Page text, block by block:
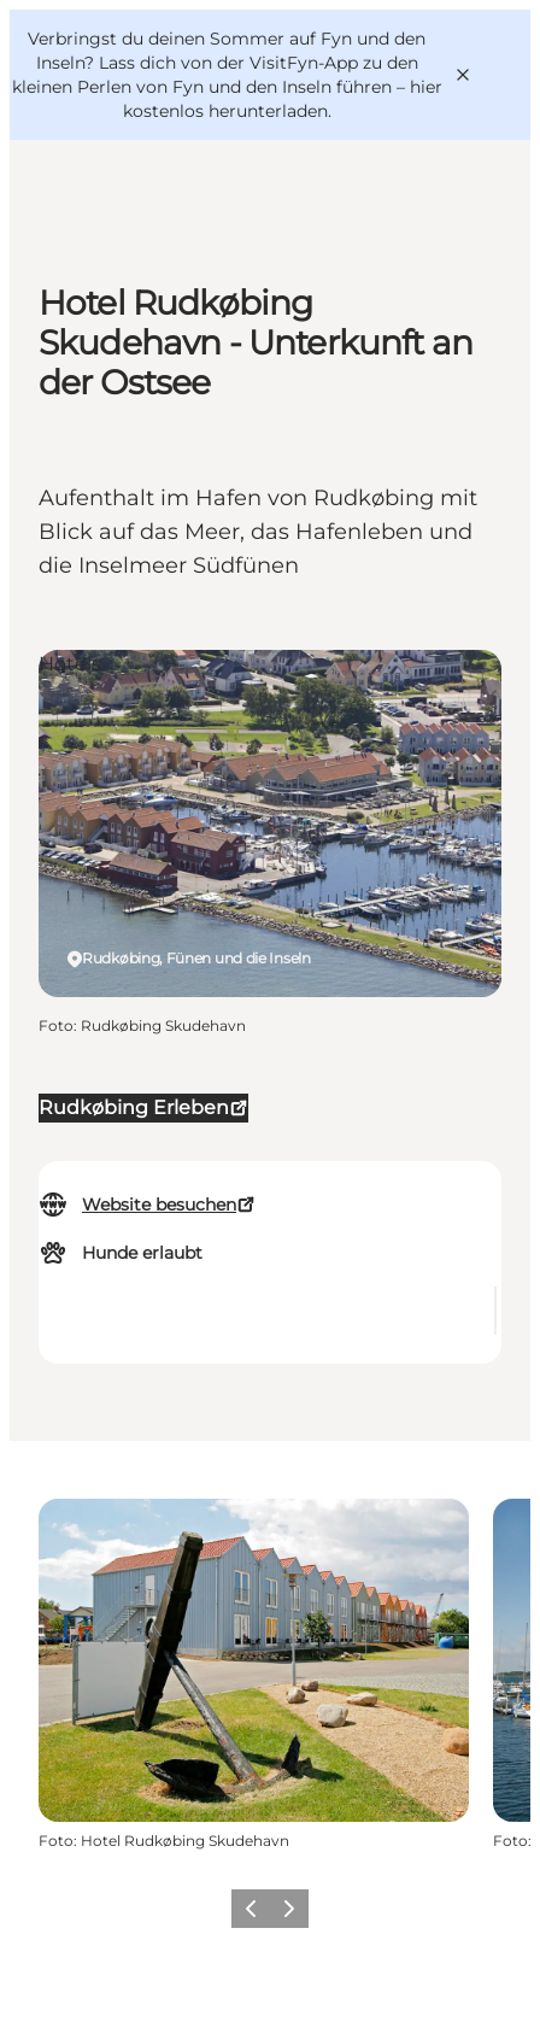
Verbringst du deinen Sommer auf Fyn und den
Inseln? Lass dich von der VisitFyn-App zu den
kleinen Perlen von Fyn und den Inseln führen – hier
kostenlos herunterladen.
Outdoor & bike
Essen & trinken
Übernachtung
VisitFyn
Deutsch
Hotel Rudkøbing
Skudehavn - Unterkunft an
der Ostsee
Aufenthalt im Hafen von Rudkøbing mit
Blick auf das Meer, das Hafenleben und
die Inselmeer Südfünen
Rudkøbing Erleben
Website besuchen
Hunde erlaubt
Rudkøbing, Fünen und die Inseln
Hotels
Foto: Rudkøbing Skudehavn
Foto: Hotel Rudkøbing Skudehavn Foto:
ZurückWeiter